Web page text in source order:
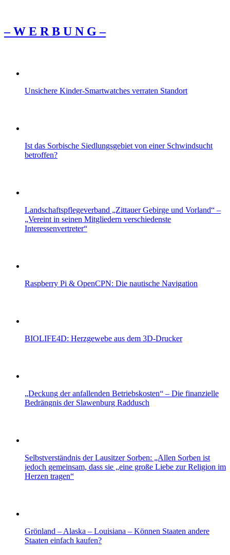
– W Ε R Β U Ν G –
Unsichere Kinder-Smartwatches verraten Standort
Ist das Sorbische Siedlungsgebiet von einer Schwindsucht
betroffen?
Landschaftspflegeverband „Zittauer Gebirge und Vorland“ –
„Vereint in seinen Mitgliedern verschiedenste
Interessenvertreter“
Raspberry Pi & OpenCPN: Die nautische Navigation
BIOLIFE4D: Herzgewebe aus dem 3D-Drucker
„Deckung der anfallenden Betriebskosten“ – Die finanzielle
Bedrängnis der Slawenburg Raddusch
Selbstverständnis der Lausitzer Sorben: „Allen Sorben ist
jedoch gemeinsam, dass sie „eine große Liebe zur Religion im
Herzen tragen“
Grönland – Alaska – Louisiana – Können Staaten andere
Staaten einfach kaufen?